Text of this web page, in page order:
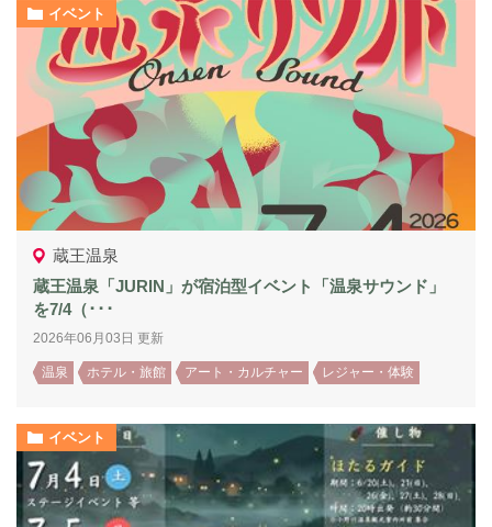
イベント
蔵王温泉
蔵王温泉「JURIN」が宿泊型イベント「温泉サウンド」
を7/4（･･･
2026年06月03日 更新
温泉 ホテル・旅館 アート・カルチャー レジャー・体験
イベント